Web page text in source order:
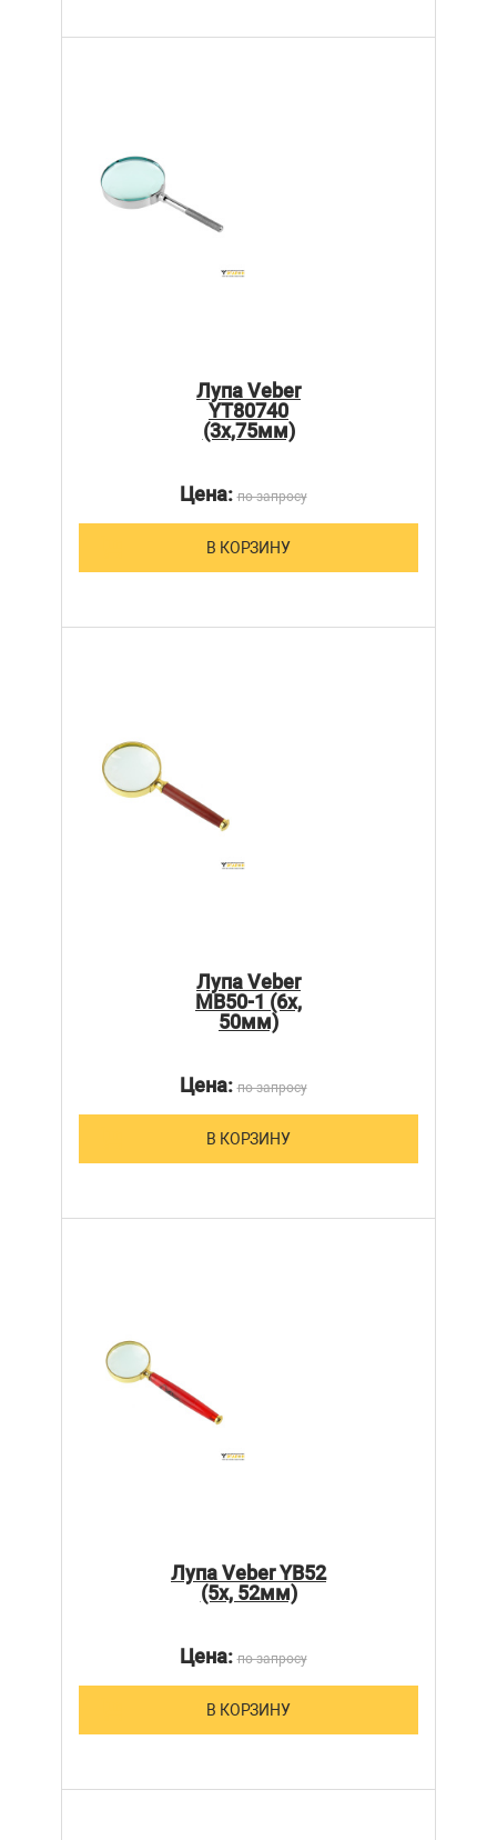
Лупа Veber
YT80740
(3x,75мм)
Цена:по запросу
В КОРЗИНУ
Лупа Veber
MB50-1 (6х,
50мм)
Цена:по запросу
В КОРЗИНУ
Лупа Veber YB52
(5х, 52мм)
Цена:по запросу
В КОРЗИНУ